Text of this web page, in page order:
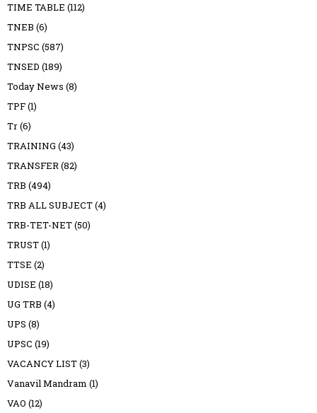
TIME TABLE (112)
TNEB (6)
TNPSC (587)
TNSED (189)
Today News (8)
TPF(1)
Tr(6)
TRAINING (43)
TRANSFER(82)
TRB (494)
TRB ALL SUBJECT(4)
TRB-TET-NET(50)
TRUST(1)
TTSE (2)
UDISE (18)
UG TRB (4)
UPS (8)
UPSC (19)
VACANCY LIST(3)
Vanavil Mandram (1)
VAO (12)